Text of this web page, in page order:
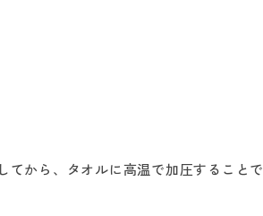
から、タオルに高温で加圧すること